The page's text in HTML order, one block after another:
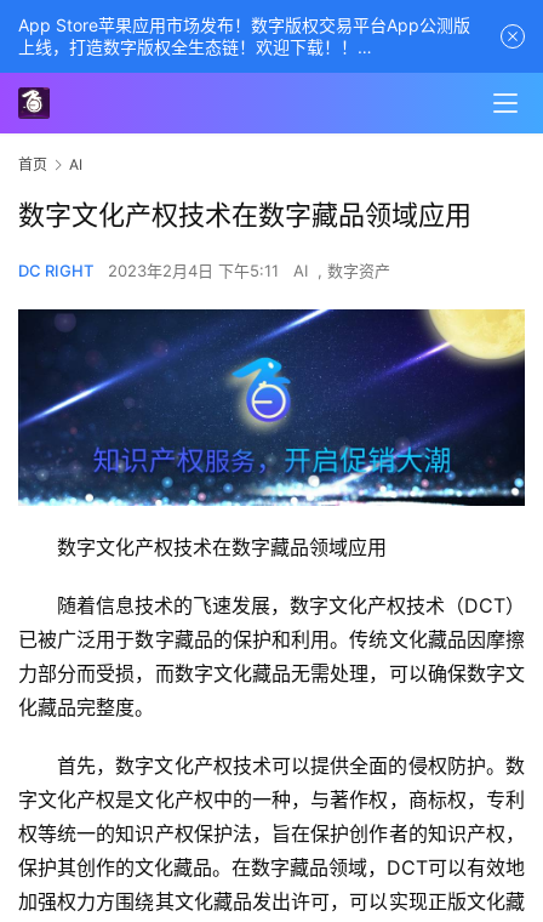
首页 AI
数字文化产权技术在数字藏品领域应用
DC RIGHT 2023年2月4日 下午5:11 AI , 数字资产
数字文化产权技术在数字藏品领域应用
随着信息技术的飞速发展，数字文化产权技术（DCT）
已被广泛用于数字藏品的保护和利用。传统文化藏品因摩擦
力部分而受损，而数字文化藏品无需处理，可以确保数字文
化藏品完整度。
首先，数字文化产权技术可以提供全面的侵权防护。数
字文化产权是文化产权中的一种，与著作权，商标权，专利
权等统一的知识产权保护法，旨在保护创作者的知识产权，
保护其创作的文化藏品。在数字藏品领域，DCT可以有效地
加强权力方围绕其文化藏品发出许可，可以实现正版文化藏
App Store苹果应用市场发布！数字版权交易平台App公测版
上线，打造数字版权全生态链！欢迎下载！！
商务经理联系方式——数字版权交易平台